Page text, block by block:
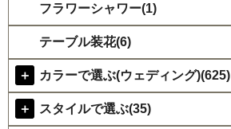
フラワーシャワー(1)
テーブル装花(6)
＋ カラーで選ぶ(ウェディング)(625)
＋ スタイルで選ぶ(35)